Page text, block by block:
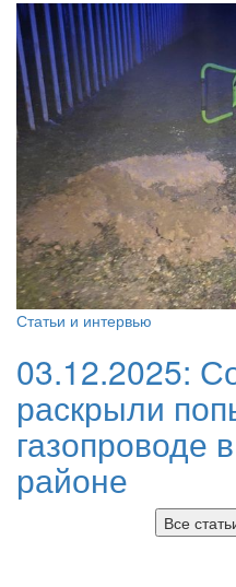
Статьи и интервью
03.12.2025:
раскрыли
газопроводе
районе
Все